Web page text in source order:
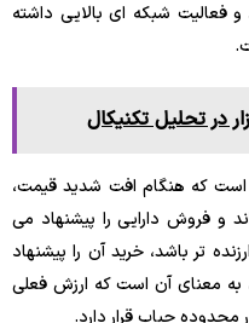
فعالیت شبکه ای بالایی داشته
در تحلیل تکنیکال
که هنگام افت شدید قیمت،
و فروش دارایی را پیشنهاد می
تر باشد، خرید آن را پیشنهاد
95 و بالاتر باشد، به معنای آن است که ارزش فعلی
حباب قرار دارد.